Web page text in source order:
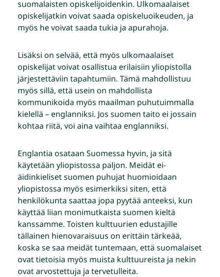
suomalaisten opiskelijoidenkin. Ulkomaalaiset
opiskelijatkin voivat saada opiskeluoikeuden, ja
myös he voivat saada tukia ja apurahoja.
Lisäksi on selvää, että myös ulkomaalaiset
opiskelijat voivat osallistua erilaisiin yliopistolla
järjestettäviin tapahtumiin. Tämä mahdollistuu
myös sillä, että usein on mahdollista
kommunikoida myös maailman puhutuimmalla
kielellä – englanniksi. Jos suomen taito ei jossain
kohtaa riitä, voi aina vaihtaa englanniksi.
Englantia osataan Suomessa hyvin, ja sitä
käytetään yliopistossa paljon. Meidät ei-
äidinkieliset suomen puhujat huomioidaan
yliopistossa myös esimerkiksi siten, että
henkilökunta saattaa jopa pyytää anteeksi, kun
käyttää liian monimutkaista suomen kieltä
kanssamme. Toisten kulttuurien edustajille
tällainen hienovaraisuus on erittäin tärkeää,
koska se saa meidät tuntemaan, että suomalaiset
ovat tietoisia myös muista kulttuureista ja nekin
ovat arvostettuja ja tervetulleita.